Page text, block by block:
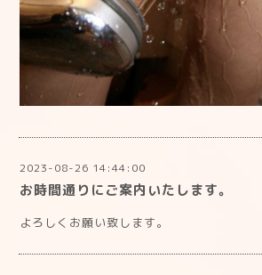
2023-08-26 14:44:00
お時間通りにご案内いたします。
よろしくお願い致します。